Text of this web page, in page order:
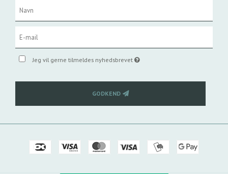
Jeg vil gerne tilmeldes nyhedsbrevet
GODKEND